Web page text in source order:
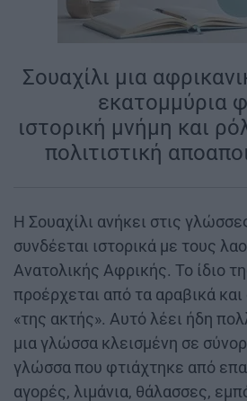
Σουαχίλι μια
εκατομμύρια
ιστορική μνήμη και
πολιτιστική
Η Σουαχίλι ανήκει στις
συνδέεται ιστορικά με τους
Ανατολικής Αφρικής. Το ίδιο
προέρχεται από τα αραβικά και
«της ακτής». Αυτό λέει ήδη
μια γλώσσα κλεισμένη σε
γλώσσα που φτιάχτηκε από
αγορές, λιμάνια, θάλασσες,